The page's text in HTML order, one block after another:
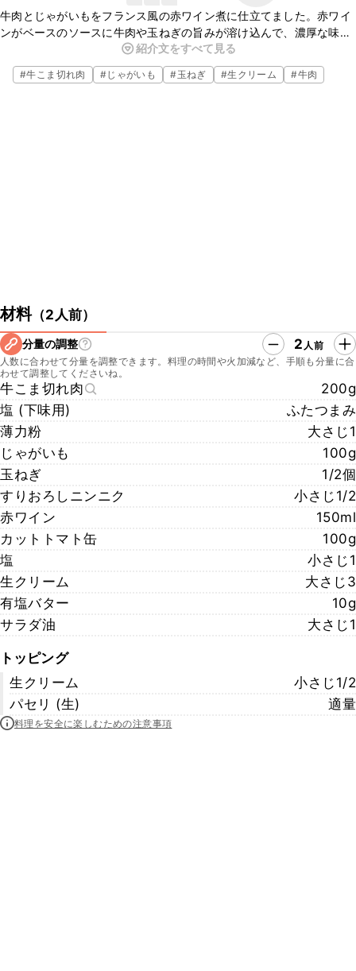
牛肉とじゃがいもをフランス風の赤ワイン煮に仕立てました。赤ワイ
ンがベースのソースに牛肉や玉ねぎの旨みが溶け込んで、濃厚な味わ
いに仕上がっています。生クリームとバターのまろやかな風味もおい
しさのポイントです。ぜひ作ってみてくださいね。
紹介文をすべて見る
#牛こま切れ肉 #じゃがいも #玉ねぎ #生クリーム #牛肉
材料（2人前）
分量の調整 2 人前
人数に合わせて分量を調整できます。料理の時間や火加減など、手順も分量に合
わせて調整してくださいね。
牛こま切れ肉
200g
塩 (下味用)
ふたつまみ
薄力粉
大さじ1
じゃがいも
100g
玉ねぎ
1/2個
すりおろしニンニク
小さじ1/2
赤ワイン
150ml
カットトマト缶
100g
塩
小さじ1
生クリーム
大さじ3
有塩バター
10g
サラダ油
大さじ1
トッピング
生クリーム
小さじ1/2
パセリ (生)
適量
料理を安全に楽しむための注意事項